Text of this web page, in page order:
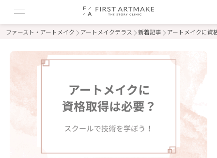
ファースト・アートメイク アートメイクテラス 新着記事 アートメイクに資